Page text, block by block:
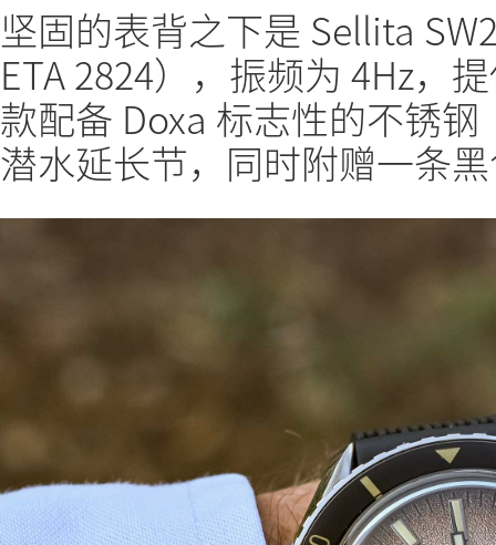
坚固的表背之下是 Sellita
ETA 2824），振频为 4Hz，
款配备 Doxa 标志性的不锈
潜水延长节，同时附赠一条